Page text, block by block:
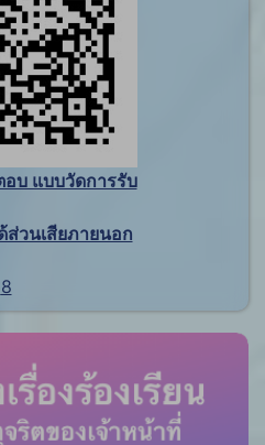
อบ แบบวัดการรับ
ส่วนเสียภายนอก
8